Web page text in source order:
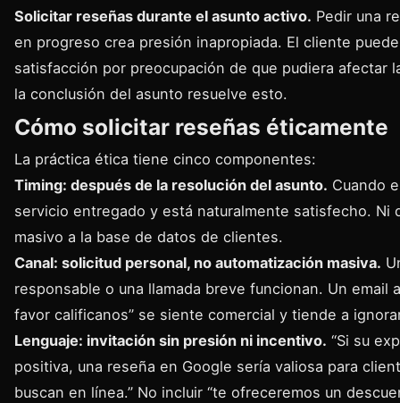
Solicitar reseñas durante el asunto activo. Pedir una
en progreso crea presión inapropiada. El cliente
satisfacción por preocupación de que pudiera afectar
la conclusión del asunto resuelve esto.
Cómo solicitar reseñas éticamente
La práctica ética tiene cinco componentes:
Timing: después de la resolución del asunto. Cuando
servicio entregado y está naturalmente satisfecho. Ni
masivo a la base de datos de clientes.
Canal: solicitud personal, no automatización masiva.
responsable o una llamada breve funcionan. Un email
favor calificanos” se siente comercial y tiende a
Lenguaje: invitación sin presión ni incentivo. “Si su
positiva, una reseña en Google sería valiosa para
buscan en línea.” No incluir “te ofreceremos un